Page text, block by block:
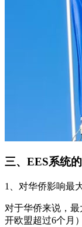
三、EES系统
1、对华侨影响最
对于华侨来说，
开欧盟超过6个月